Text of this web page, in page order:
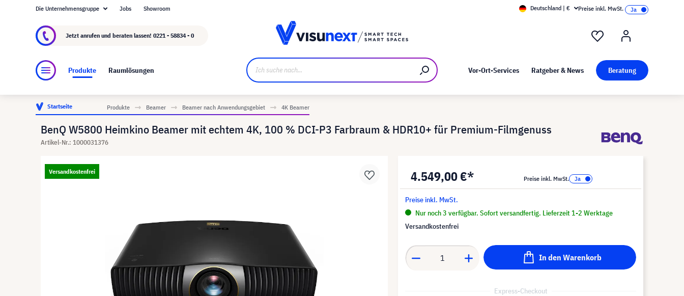
Über visunext.de Kunst bei visunext
Die Unternehmensgruppe Jobs Showroom Deutschland | € Preise inkl. MwSt.
Jetzt anrufen und beraten lassen! 0221 - 58834 - 0
Produkte Raumlösungen Vor-Ort-Services Ratgeber & News Beratung
Startseite Produkte Beamer Beamer nach Anwendungsgebiet 4K Beamer
BenQ W5800 Heimkino Beamer mit echtem 4K, 100 % DCI-P3 Farbraum & HDR10+ für Premium-Filmgenuss
Artikel-Nr.: 1000031376
Versandkostenfrei 4.549,00 €* Preise inkl. MwSt.
Preise inkl. MwSt.
Nur noch 3 verfügbar. Sofort versandfertig. Lieferzeit 1-2 Werktage
Versandkostenfrei
In den Warenkorb
Express-Checkout